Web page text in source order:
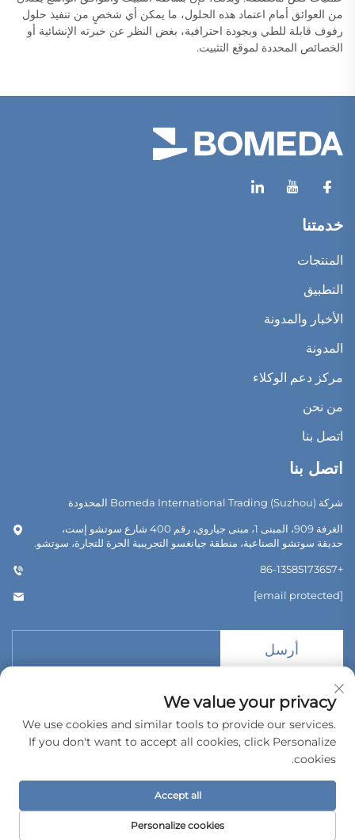
من العوائق أمام اعتماد هذه الحلول، ما يمكن أي شخصٍ من تنفيذ حلول
رفوف قابلة للطي وبجودة احترافية، بغض النظر عن خبرته الإنشائية أو
الخصائص المحددة لموقع التثبيت.
خدمتنا
المنتجات
التطبيق
الأخبار والمدونة
المدونة
مركز دعم الوكلاء
من نحن
اتصل بنا
اتصل بنا
شركة Bomeda International Trading (Suzhou) المحدودة
الغرفة 909، المبنى 1، مبنى جياروي، رقم 400 شارع سوتشو إست،
حديقة سوتشو الصناعية، منطقة جيانغسو التجريبية الحرة للتجارة، سوتشو.
+86-13585173657
[email protected]
أرسل
حقوق الطبع والنشر © 2026 شركة بوميدا للتجارة الدولية (سوتشو) المحدودة.
سياسة الخصوصية
We value your privacy
We use cookies and similar tools to provide our services.
If you don't want to accept all cookies, click Personalize
cookies.
Personalize cookies
Accept all